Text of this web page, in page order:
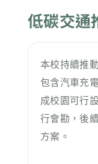
低碳交通
本校持續推
包含汽車充
成校園可行
行會勘，後
方案。